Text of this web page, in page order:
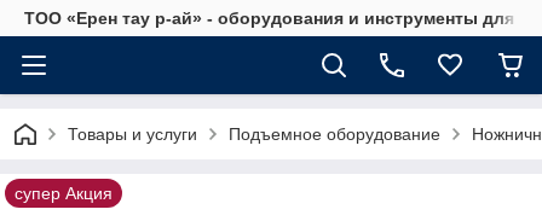
ТОО «Ерен тау р-ай» - оборудования и инструменты для
Товары и услуги Подъемное оборудование
супер Акция